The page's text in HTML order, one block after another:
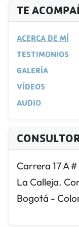
TE
ACERCA DE MÍ
TESTIMONIOS
GALERÍA
VÍDEOS
AUDIO
Carrera 17 A
La Calleja.
Bogotá -